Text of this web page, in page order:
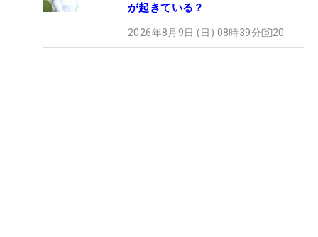
が起きている？
2026年8月9日 (日) 08時39分 20